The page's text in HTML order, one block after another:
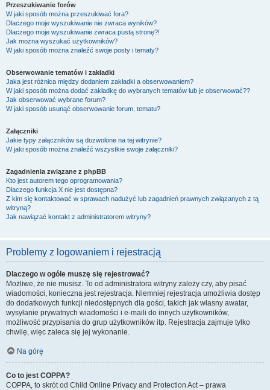
Przeszukiwanie forów
W jaki sposób można przeszukiwać fora?
Dlaczego moje wyszukiwanie nie zwraca wyników?
Dlaczego moje wyszukiwanie zwraca pustą stronę?!
Jak można wyszukać użytkowników?
W jaki sposób można znaleźć swoje posty i tematy?
Obserwowanie tematów i zakładki
Jaka jest różnica między dodaniem zakładki a obserwowaniem?
W jaki sposób można dodać zakładkę do wybranych tematów lub je obserwować??
Jak obserwować wybrane forum?
W jaki sposób usunąć obserwowanie forum, tematu?
Załączniki
Jakie typy załączników są dozwolone na tej witrynie?
W jaki sposób można znaleźć wszystkie swoje załączniki?
Zagadnienia związane z phpBB
Kto jest autorem tego oprogramowania?
Dlaczego funkcja X nie jest dostępna?
Z kim się kontaktować w sprawach nadużyć lub zagadnień prawnych związanych z tą
witryną?
Jak nawiązać kontakt z administratorem witryny?
Problemy z logowaniem i rejestracją
Dlaczego w ogóle muszę się rejestrować?
Możliwe, że nie musisz. To od administratora witryny zależy czy, aby pisać
wiadomości, konieczna jest rejestracja. Niemniej rejestracja umożliwia dostęp
do dodatkowych funkcji niedostępnych dla gości, takich jak własny awatar,
wysyłanie prywatnych wiadomości i e-maili do innych użytkowników,
możliwość przypisania do grup użytkowników itp. Rejestracja zajmuje tylko
chwilę, więc zaleca się jej wykonanie.
Na górę
Co to jest COPPA?
COPPA, to skrót od Child Online Privacy and Protection Act – prawa